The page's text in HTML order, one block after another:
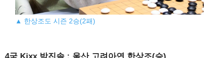
▲ 한상조도 시즌 2승(2패)